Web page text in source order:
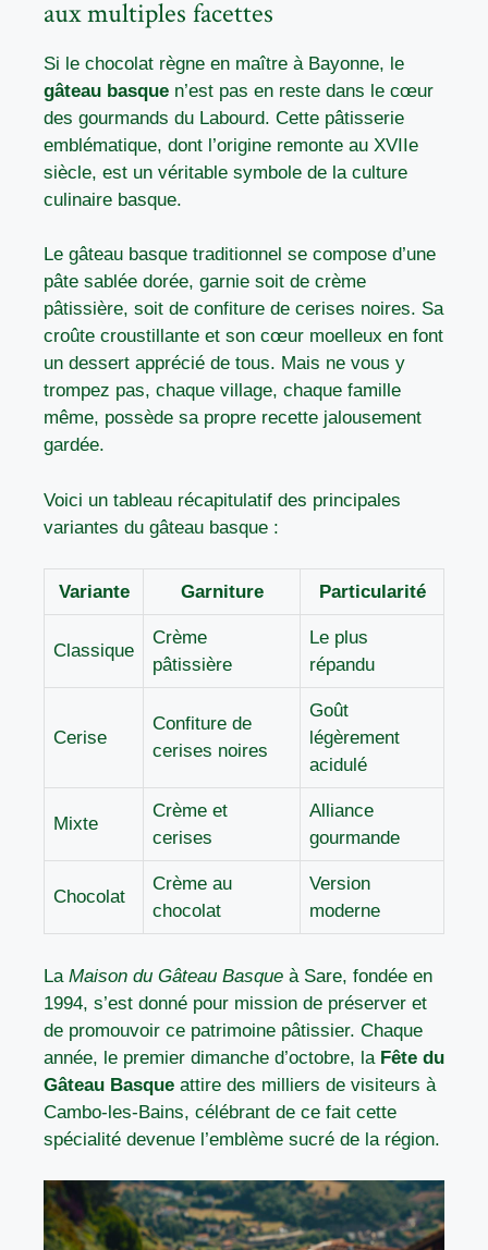
aux multiples facettes
Si le chocolat règne en maître à Bayonne, le
gâteau basque n’est pas en reste dans le cœur
des gourmands du Labourd. Cette pâtisserie
emblématique, dont l’origine remonte au XVIIe
siècle, est un véritable symbole de la culture
culinaire basque.
Le gâteau basque traditionnel se compose d’une
pâte sablée dorée, garnie soit de crème
pâtissière, soit de confiture de cerises noires. Sa
croûte croustillante et son cœur moelleux en font
un dessert apprécié de tous. Mais ne vous y
trompez pas, chaque village, chaque famille
même, possède sa propre recette jalousement
gardée.
Voici un tableau récapitulatif des principales
variantes du gâteau basque :
Variante Garniture Particularité
Classique
Crème
pâtissière
Le plus
répandu
Cerise
Confiture de
cerises noires
Goût
légèrement
acidulé
Mixte
Crème et
cerises
Alliance
gourmande
Chocolat
Crème au
chocolat
Version
moderne
La Maison du Gâteau Basque à Sare, fondée en
1994, s’est donné pour mission de préserver et
de promouvoir ce patrimoine pâtissier. Chaque
année, le premier dimanche d’octobre, la Fête du
Gâteau Basque attire des milliers de visiteurs à
Cambo-les-Bains, célébrant de ce fait cette
spécialité devenue l’emblème sucré de la région.